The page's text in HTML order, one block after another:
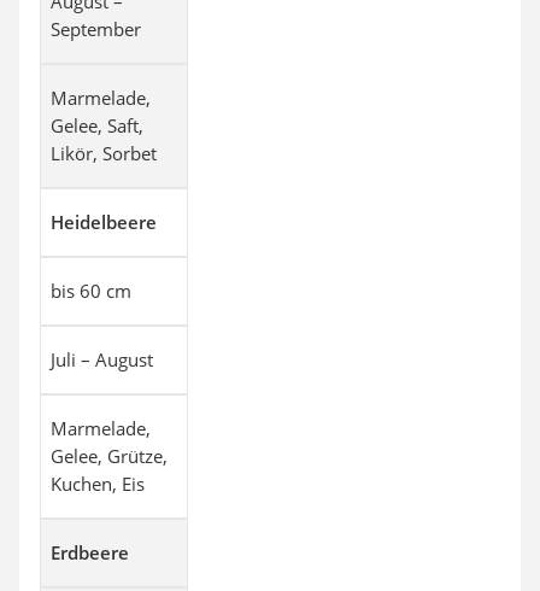
September
Marmelade,
Gelee, Saft,
Likör, Sorbet
Heidelbeere
bis 60 cm
Juli – August
Marmelade,
Gelee, Grütze,
Kuchen, Eis
Erdbeere